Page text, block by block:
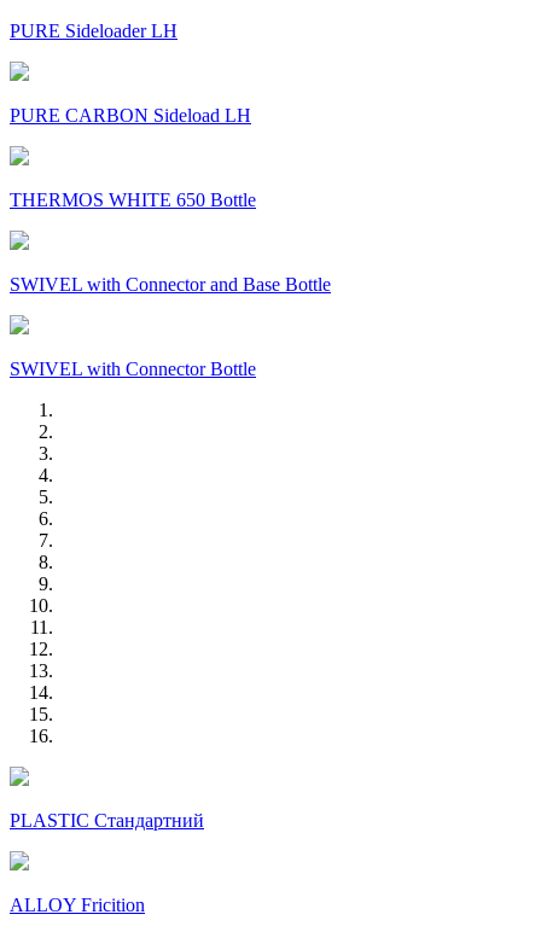
PURE Sideloader LH
PURE CARBON Sideload LH
THERMOS WHITE 650 Bottle
SWIVEL with Connector and Base Bottle
SWIVEL with Connector Bottle
PLASTIC Стандартний
ALLOY Fricition